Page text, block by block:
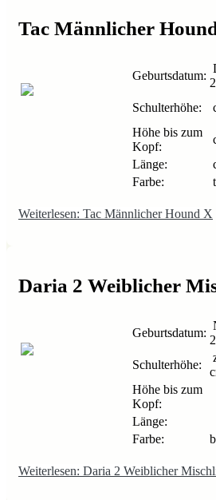
Tac Männlicher
Geburtsdatum:
Schulterhöhe:
Höhe bis zum
Kopf:
Länge:
Farbe:
Weiterlesen: Tac Männlicher Hound X
Daria 2 Weiblicher
Geburtsdatum:
Schulterhöhe:
Höhe bis zum
Kopf:
Länge:
Farbe:
Weiterlesen: Daria 2 Weiblicher